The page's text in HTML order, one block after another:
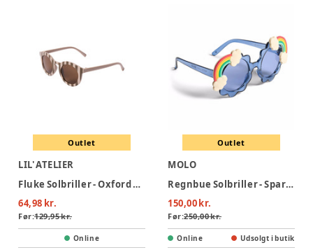
Outlet
LIL' ATELIER
Fluke Solbriller - Oxford Tan
64,98 kr.
Før:129,95 kr.
Online
Outlet
MOLO
Regnbue Solbriller - Sparkling Sea
150,00 kr.
Før:250,00 kr.
Online Udsolgt i butik